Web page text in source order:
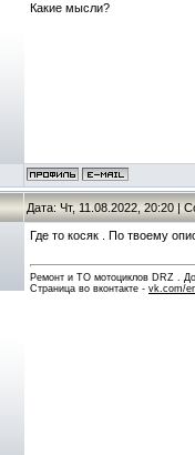
Какие мысли?
Дата: Чт, 11.08.2022, 20:20 |
Где то косяк . По твоему
Ремонт и ТО мотоциклов DRZ .
Страница во вконтакте - vk.com/